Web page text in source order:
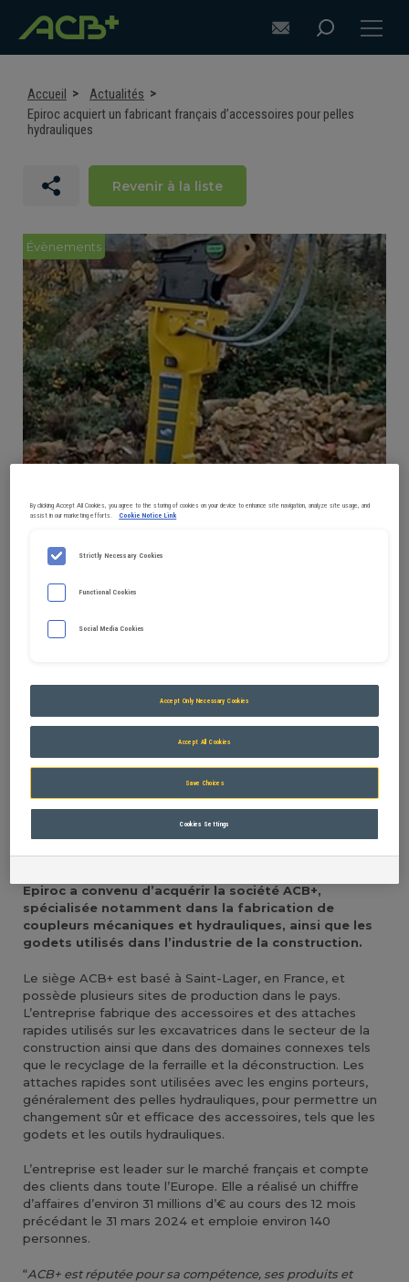
CONSEILS POUR S'ÉQUIPER
EQUIPEMENTS POUR PELLES
EQUIPEMENTS POUR CHARGEUSES
SUR-MESURE
ASSISTANCE
GUIDE PRODUIT POUR PELLES
Accueil
Actualités
Epiroc acquiert un fabricant français d’accessoires pour pelles
hydrauliques
Revenir à la liste
Évènements
Publié le
Epiroc acquiert un
fabricant français
d'accessoires pour
pelles hydrauliques
Epiroc a convenu d’acquérir la société ACB+,
spécialisée notamment dans la fabrication de
coupleurs mécaniques et hydrauliques, ainsi que les
godets utilisés dans l’industrie de la construction.
Le siège ACB+ est basé à Saint-Lager, en France, et
possède plusieurs sites de production dans le pays.
L’entreprise fabrique des accessoires et des attaches
rapides utilisés sur les excavatrices dans le secteur de la
construction ainsi que dans des domaines connexes tels
que le recyclage de la ferraille et la déconstruction. Les
attaches rapides sont utilisées avec les engins porteurs,
généralement des pelles hydrauliques, pour permettre un
changement sûr et efficace des accessoires, tels que les
godets et les outils hydrauliques.
L’entreprise est leader sur le marché français et compte
des clients dans toute l’Europe. Elle a réalisé un chiffre
d’affaires d’environ 31 millions d’€ au cours des 12 mois
précédant le 31 mars 2024 et emploie environ 140
personnes.
“ACB+ est réputée pour sa compétence, ses produits et
By clicking Accept All Cookies, you agree to the storing of cookies on your device to enhance site navigation, analyze site usage, and
assist in our marketing efforts.
Cookie Notice Link
Strictly Necessary Cookies
Functional Cookies
Social Media Cookies
Accept Only Necessary Cookies
Accept All Cookies
Save Choices
Cookies Settings